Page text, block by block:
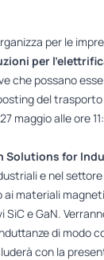
per le
per
che possano
del
maggio alle ore
Solutions for
e nel
materiali
SiC e GaN.
di modo
con la